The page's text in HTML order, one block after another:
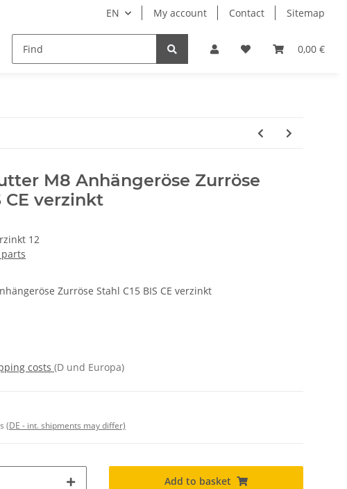
EN My account Contact Sitemap
0,00 €
engineering paper carton film
M8 Anhängeröse Zurröse
CE verzinkt
12
Zurröse Stahl C15 BIS CE verzinkt
costs (D und Europa)
(DE - int. shipments may differ)
Add to basket